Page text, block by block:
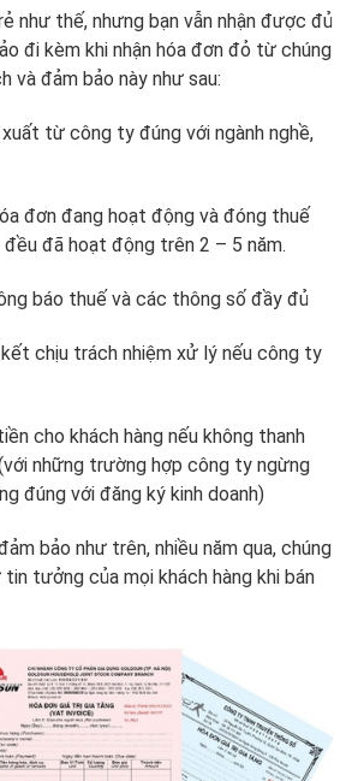
như thế, nhưng bạn vẫn nhận được đủ
đi kèm khi nhận hóa đơn đỏ từ chúng
và đảm bảo này như sau:
từ công ty đúng với ngành nghề,
đơn đang hoạt động và đóng thuế
đã hoạt động trên 2 – 5 năm.
báo thuế và các thông số đầy đủ
chịu trách nhiệm xử lý nếu công ty
cho khách hàng nếu không thanh
những trường hợp công ty ngừng
đúng với đăng ký kinh doanh)
bảo như trên, nhiều năm qua, chúng
tưởng của mọi khách hàng khi bán